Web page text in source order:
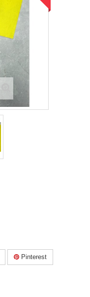
Pinterest